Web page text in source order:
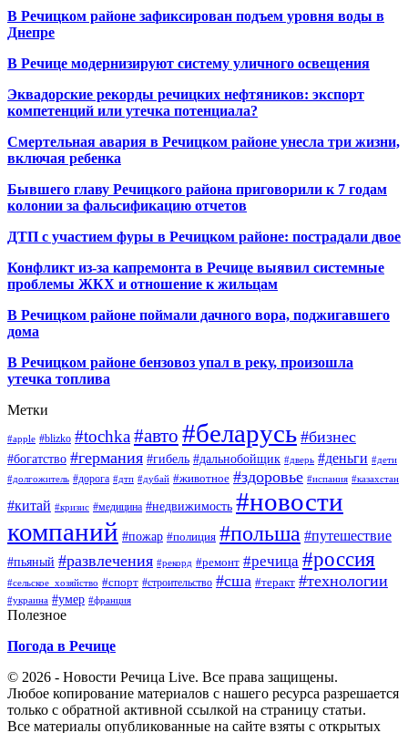
В Речицком районе зафиксирован подъем уровня воды в
Днепре
В Речице модернизируют систему уличного освещения
Эквадорские рекорды речицких нефтяников: экспорт
компетенций или утечка потенциала?
Смертельная авария в Речицком районе унесла три жизни,
включая ребенка
Бывшего главу Речицкого района приговорили к 7 годам
колонии за фальсификацию отчетов
ДТП с участием фуры в Речицком районе: пострадали двое
Конфликт из-за капремонта в Речице выявил системные
проблемы ЖКХ и отношение к жильцам
В Речицком районе поймали дачного вора, поджигавшего
дома
В Речицком районе бензовоз упал в реку, произошла
утечка топлива
Метки
#apple #blizko #tochka#авто #беларусь #бизнес
#богатство #германия #гибель #дальнобойщик #дверь #деньги #дети
#долгожитель #дорога #дтп #дубай #животное #здоровье #испания #казахстан
#китай #кризис #медицина #недвижимость #новости
компаний #пожар #полиция #польша #путешествие
#пьяный #развлечения #рекорд #ремонт #речица #россия
#сельское_хозяйство #спорт #строительство #сша #теракт #технологии
#украина #умер #франция
Полезное
Погода в Речице
© 2026 - Новости Речица Live. Все права защищены.
Любое копирование материалов с нашего ресурса разрешается
только с обратной активной ссылкой на страницу статьи.
Все материалы опубликованные на сайте взяты с открытых